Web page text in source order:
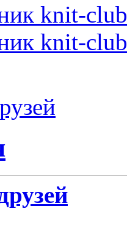
knit-club
knit-club